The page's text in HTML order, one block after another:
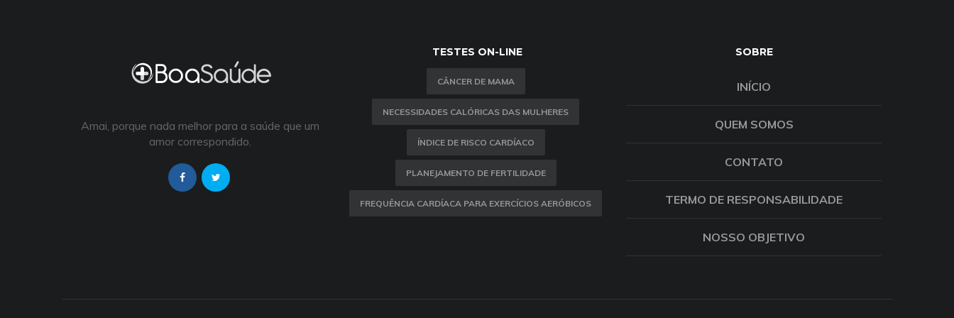
Amai, porque nada melhor para a saúde que um
amor correspondido.
TESTES ON-LINE
CÂNCER DE MAMA
NECESSIDADES CALÓRICAS DAS MULHERES
ÍNDICE DE RISCO CARDÍACO
PLANEJAMENTO DE FERTILIDADE
FREQUÊNCIA CARDÍACA PARA EXERCÍCIOS AERÓBICOS
SOBRE
INÍCIO
QUEM SOMOS
CONTATO
TERMO DE RESPONSABILIDADE
NOSSO OBJETIVO